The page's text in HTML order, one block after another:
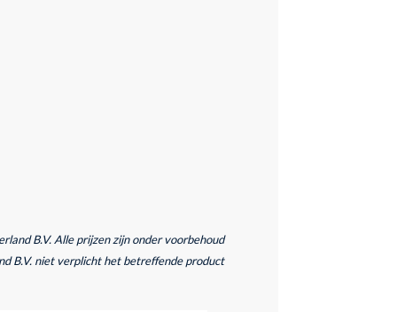
B.V. Alle prijzen zijn onder voorbehoud
B.V. niet verplicht het betreffende product